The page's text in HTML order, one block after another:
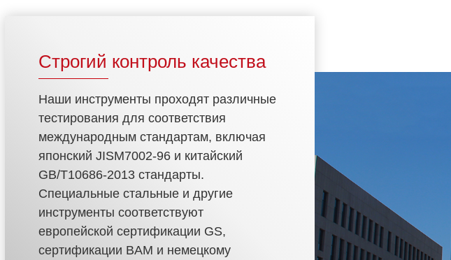
Строгий контроль качества
Наши инструменты проходят различные
тестирования для соответствия
международным стандартам, включая
японский JISM7002-96 и китайский
GB/T10686-2013 стандарты.
Специальные стальные и другие
инструменты соответствуют
европейской сертификации GS,
сертификации BAM и немецкому